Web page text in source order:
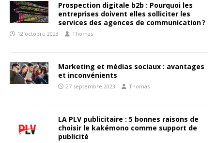
Prospection digitale b2b : Pourquoi les
entreprises doivent elles solliciter les
services des agences de communication ?
12 octobre 2023 Thomas
Marketing et médias sociaux : avantages
et inconvénients
27 septembre 2023 Thomas
LA PLV publicitaire : 5 bonnes raisons de
choisir le kakémono comme support de
publicité